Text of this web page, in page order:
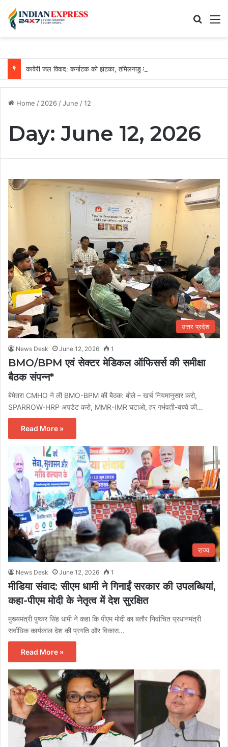
Home / 2026/June /12
Day:June 12, 2026
उत्तर प्रदेश
News Desk June 12, 2026 1
BMO/BPM एवं सेक्टर मेडिकल ऑफिसर्स की समीक्षा
बैठक संपन्न*
बेमेतरा CMHO ने ली BMO-BPM की बैठक: बोले – खर्च नियमानुसार करो,
SPARROW-HRP अपडेट करो, MMR-IMR घटाओ, हर गर्भवती-बच्चे की…
Read More »
राज्य
News Desk June 12, 2026 1
मीडिया संवाद: सीएम धामी ने गिनाईं सरकार की उपलब्धियां,
कहा-पीएम मोदी के नेतृत्व में देश सुरक्षित
मुख्यमंत्री पुष्कर सिंह धामी ने कहा कि पीएम मोदी का बतौर निर्वाचित प्रधानमंत्री
सर्वाधिक कार्यकाल देश की प्रगति और विकास…
Read More »